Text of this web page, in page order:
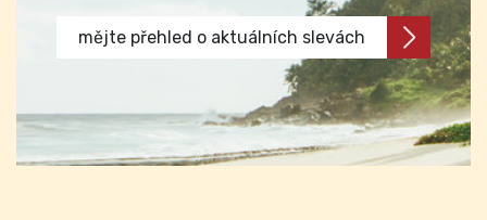
mějte přehled o aktuálních slevách